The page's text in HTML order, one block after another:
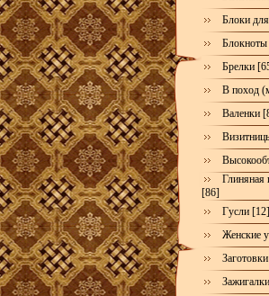
Блоки
Брелки
В поход
Валенки
Глиняная
[86]
Гусли [12]
Женские